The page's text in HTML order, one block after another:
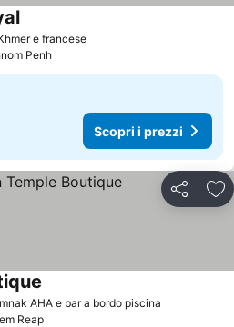
e franceseScopri i prezzi
Scopri i prezzi
Penh
Scopri i prezzi
Condividi
AHA e bar a bordo piscina
Reap